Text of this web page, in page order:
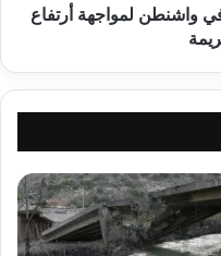
واشنطن لمواجهة أرتفاع